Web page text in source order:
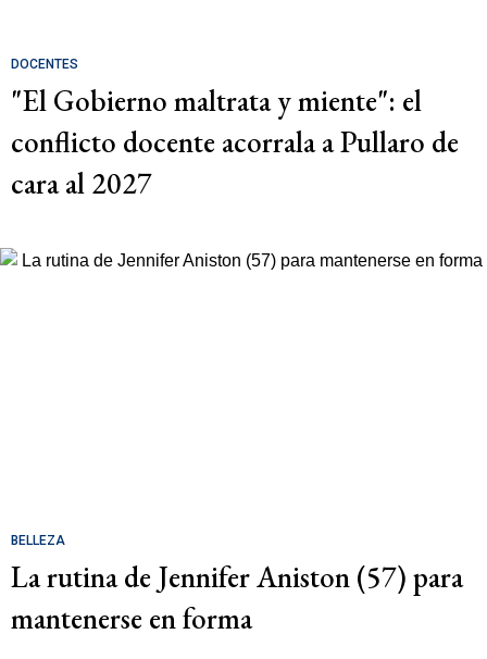
DOCENTES
"El Gobierno maltrata y miente": el
conflicto docente acorrala a Pullaro de
cara al 2027
BELLEZA
La rutina de Jennifer Aniston (57) para
mantenerse en forma